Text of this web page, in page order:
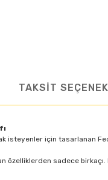
TAKSİT
için tasarlanan
özelliklerden sadece